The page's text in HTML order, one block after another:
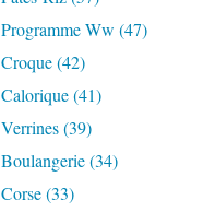
Programme Ww (47)
Croque (42)
Calorique (41)
Verrines (39)
Boulangerie (34)
Corse (33)